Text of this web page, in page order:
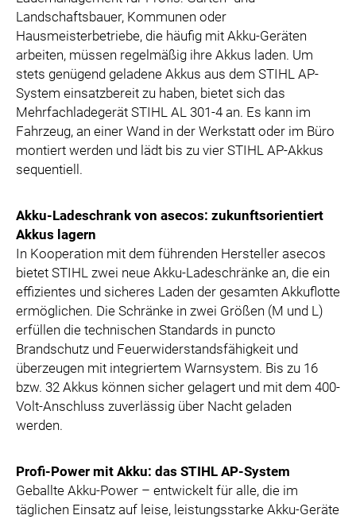
Landschaftsbauer, Kommunen oder
Hausmeisterbetriebe, die häufig mit Akku-Geräten
arbeiten, müssen regelmäßig ihre Akkus laden. Um
stets genügend geladene Akkus aus dem STIHL AP-
System einsatzbereit zu haben, bietet sich das
Mehrfachladegerät STIHL AL 301-4 an. Es kann im
Fahrzeug, an einer Wand in der Werkstatt oder im Büro
montiert werden und lädt bis zu vier STIHL AP-Akkus
sequentiell.
Akku-Ladeschrank von asecos: zukunftsorientiert
Akkus lagern
In Kooperation mit dem führenden Hersteller asecos
bietet STIHL zwei neue Akku-Ladeschränke an, die ein
effizientes und sicheres Laden der gesamten Akkuflotte
ermöglichen. Die Schränke in zwei Größen (M und L)
erfüllen die technischen Standards in puncto
Brandschutz und Feuerwiderstandsfähigkeit und
überzeugen mit integriertem Warnsystem. Bis zu 16
bzw. 32 Akkus können sicher gelagert und mit dem 400-
Volt-Anschluss zuverlässig über Nacht geladen
werden.
Profi-Power mit Akku: das STIHL AP-System
Geballte Akku-Power – entwickelt für alle, die im
täglichen Einsatz auf leise, leistungsstarke Akku-Geräte